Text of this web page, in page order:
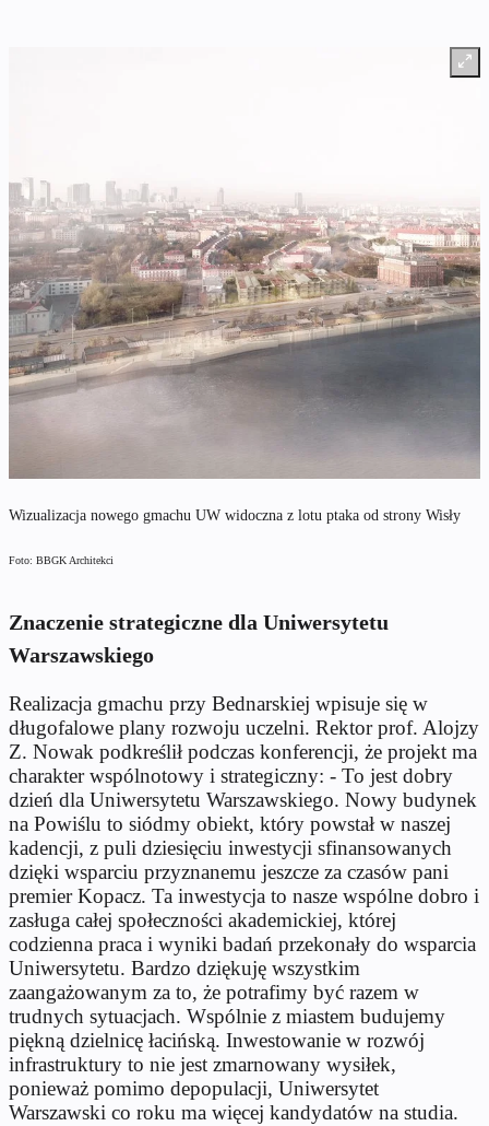
Wizualizacja nowego gmachu UW widoczna z lotu ptaka od strony Wisły
Foto: BBGK Architekci
Znaczenie strategiczne dla Uniwersytetu
Warszawskiego
Realizacja gmachu przy Bednarskiej wpisuje się w
długofalowe plany rozwoju uczelni. Rektor prof. Alojzy
Z. Nowak podkreślił podczas konferencji, że projekt ma
charakter wspólnotowy i strategiczny: - To jest dobry
dzień dla Uniwersytetu Warszawskiego. Nowy budynek
na Powiślu to siódmy obiekt, który powstał w naszej
kadencji, z puli dziesięciu inwestycji sfinansowanych
dzięki wsparciu przyznanemu jeszcze za czasów pani
premier Kopacz. Ta inwestycja to nasze wspólne dobro i
zasługa całej społeczności akademickiej, której
codzienna praca i wyniki badań przekonały do wsparcia
Uniwersytetu. Bardzo dziękuję wszystkim
zaangażowanym za to, że potrafimy być razem w
trudnych sytuacjach. Wspólnie z miastem budujemy
piękną dzielnicę łacińską. Inwestowanie w rozwój
infrastruktury to nie jest zmarnowany wysiłek,
ponieważ pomimo depopulacji, Uniwersytet
Warszawski co roku ma więcej kandydatów na studia.